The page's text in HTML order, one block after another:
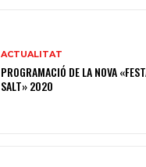
ACTUALITAT
PROGRAMACIÓ DE LA NOVA
SALT» 2020